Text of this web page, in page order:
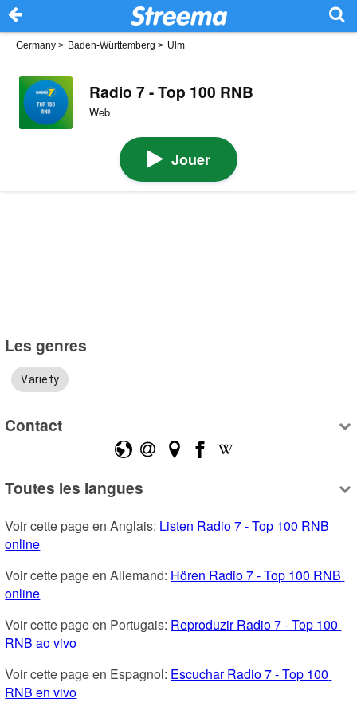
Germany > Baden-Württemberg > Ulm
Radio 7 - Top 100 RNB
Web
Jouer
Les genres
Variety
Contact
Toutes les langues
Voir cette page en Anglais: Listen Radio 7 - Top 100 RNB
online
Voir cette page en Allemand: Hören Radio 7 - Top 100 RNB
online
Voir cette page en Portugais: Reproduzir Radio 7 - Top 100
RNB ao vivo
Voir cette page en Espagnol: Escuchar Radio 7 - Top 100
RNB en vivo